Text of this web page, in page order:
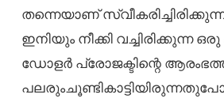
തന്നെയാണ്
ഇനിയും നീക്കി വച്ചിരിക്കുന്ന
ഡോളർ പ്രോജക്ടിന്റെ